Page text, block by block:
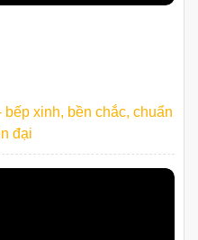
xinh, bền chắc, chuẩn
đại